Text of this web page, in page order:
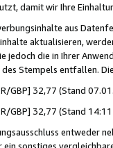
damit wir Ihre
aus
aktualisieren,
jedoch die in Ihrer
Stempels entfallen.
GBP] 32,77 (Stand
GBP] 32,77 (Stand
entweder
sonstiges